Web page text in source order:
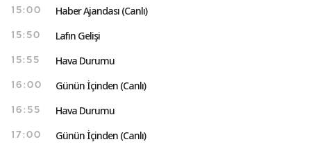
15:00 Haber Ajandası (Canlı)
15:50 Lafın Gelişi
15:55 Hava Durumu
16:00 Günün İçinden (Canlı)
16:55 Hava Durumu
17:00 Günün İçinden (Canlı)